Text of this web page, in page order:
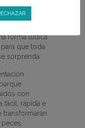
familiar para
forma lúdica
que toda
sorprenda.
con
fácil, rápida e
transformarán